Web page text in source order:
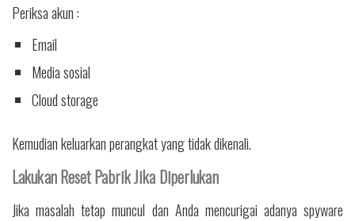
Periksa akun :
Email
Media sosial
Cloud storage
Kemudian keluarkan perangkat yang tidak dikenali.
Lakukan Reset Pabrik Jika Diperlukan
Jika masalah tetap muncul dan Anda mencurigai adanya spyware